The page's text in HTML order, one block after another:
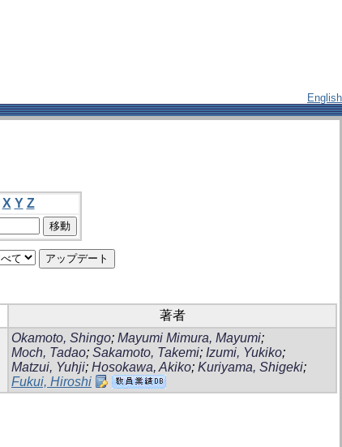
English
X Y Z
著者
Okamoto, Shingo; Mayumi Mimura, Mayumi;
Moch, Tadao; Sakamoto, Takemi; Izumi, Yukiko;
Matzui, Yuhji; Hosokawa, Akiko; Kuriyama, Shigeki;
Fukui, Hiroshi